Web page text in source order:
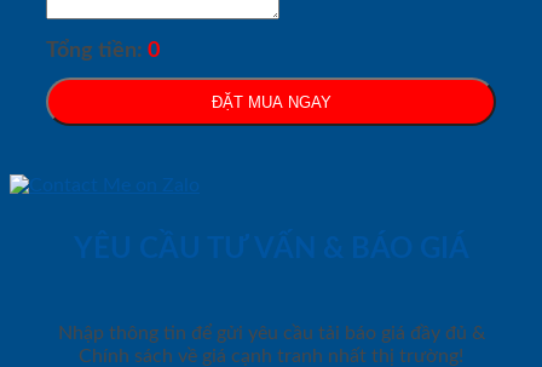
Tổng tiền: 0
ĐẶT MUA NGAY
YÊU CẦU TƯ VẤN & BÁO GIÁ
Nhập thông tin để gửi yêu cầu tải báo giá đầy đủ &
Chính sách về giá cạnh tranh nhất thị trường!